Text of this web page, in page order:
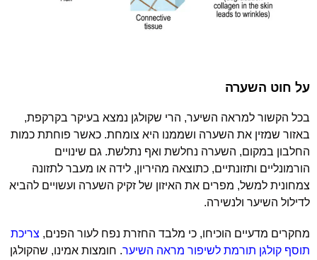
על חוט השערה
בכל הקשור למראה השיער, הרי שקולגן נמצא בעיקר בקרקפת,
באזור שמזין את השערה ושממנו היא צומחת. כאשר פוחתת כמות
החלבון במקום, השערה נחלשת ואף נתלשת. גם שינויים
הורמונליים ותזונתיים, כתוצאה מהיריון, לידה או מעבר לתזונה
צמחונית למשל, מפרים את האיזון של זקיק השערה ועשויים להביא
לדילול השיער ולנשירה.
מחקרים מדעיים הוכיחו, כי מלבד החזרת נפח לעור הפנים, צריכת
תוסף קולגן תורמת לשיפור מראה השיער. חומצות אמינו, שהקולגן